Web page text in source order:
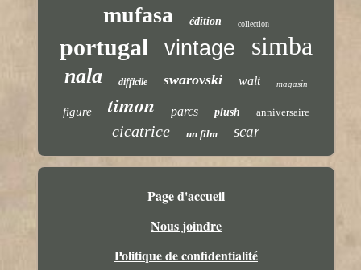
mufasa édition collection
portugal vintage simba
nala difficile swarovski walt magasin
figure timon parcs plush anniversaire
cicatrice un film scar
Page d'accueil
Nous joindre
Politique de confidentialité